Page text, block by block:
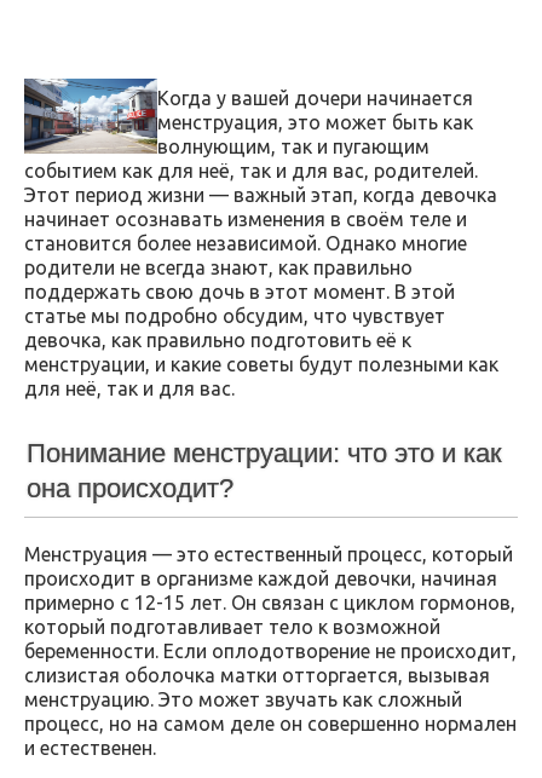
Когда у вашей дочери начинается
менструация, это может быть как
волнующим, так и пугающим
событием как для неё, так и для вас, родителей.
Этот период жизни — важный этап, когда девочка
начинает осознавать изменения в своём теле и
становится более независимой. Однако многие
родители не всегда знают, как правильно
поддержать свою дочь в этот момент. В этой
статье мы подробно обсудим, что чувствует
девочка, как правильно подготовить её к
менструации, и какие советы будут полезными как
для неё, так и для вас.
Понимание менструации: что это и как
она происходит?
Менструация — это естественный процесс, который
происходит в организме каждой девочки, начиная
примерно с 12-15 лет. Он связан с циклом гормонов,
который подготавливает тело к возможной
беременности. Если оплодотворение не происходит,
слизистая оболочка матки отторгается, вызывая
менструацию. Это может звучать как сложный
процесс, но на самом деле он совершенно нормален
и естественен.